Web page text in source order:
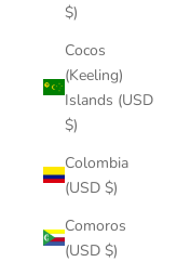
$)
Cocos
(Keeling)
Islands (USD
$)
Colombia
(USD $)
Comoros
(USD $)